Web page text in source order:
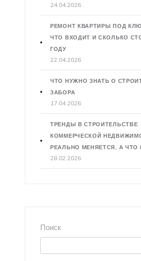
24.04.2026
РЕМОНТ КВАРТИРЫ ПОД
ЧТО ВХОДИТ И СКОЛЬКО
ГОДУ
22.04.2026
ЧТО НУЖНО ЗНАТЬ О
ЗАБОРА
17.04.2026
ТРЕНДЫ В СТРОИТЕЛЬСТВЕ
КОММЕРЧЕСКОЙ
РЕАЛЬНО МЕНЯЕТСЯ, А ЧТО
28.02.2026
Поиск